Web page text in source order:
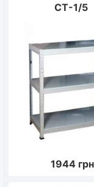
CT-1/5
1944 грн